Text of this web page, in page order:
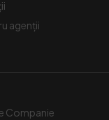
agenții
Companie